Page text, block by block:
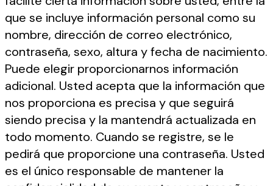
que se incluye información personal como su
nombre, dirección de correo electrónico,
contraseña, sexo, altura y fecha de nacimiento.
Puede elegir proporcionarnos información
adicional. Usted acepta que la información que
nos proporciona es precisa y que seguirá
siendo precisa y la mantendrá actualizada en
todo momento. Cuando se registre, se le
pedirá que proporcione una contraseña. Usted
es el único responsable de mantener la